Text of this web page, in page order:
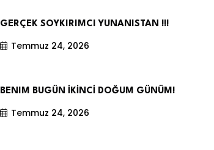
GERÇEK SOYKIRIMCI YUNANISTAN !!!
Temmuz 24, 2026
BENIM BUGÜN İKİNCİ DOĞUM GÜNÜM!
Temmuz 24, 2026